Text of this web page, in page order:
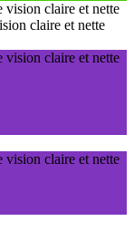
claire et nette